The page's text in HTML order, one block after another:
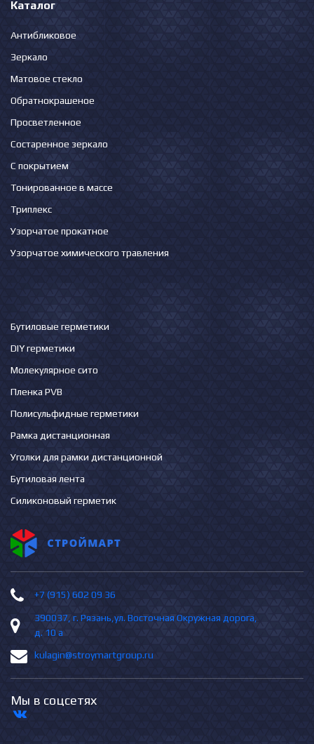
Каталог
Антибликовое
Зеркало
Матовое стекло
Обратнокрашеное
Просветленное
Состаренное зеркало
С покрытием
Тонированное в массе
Триплекс
Узорчатое прокатное
Узорчатое химического травления
Бутиловые герметики
DIY герметики
Молекулярное сито
Пленка PVB
Полисульфидные герметики
Рамка дистанционная
Уголки для рамки дистанционной
Бутиловая лента
Силиконовый герметик
+7 (915) 602 09 36
390037, г. Рязань,ул. Восточная Окружная дорога,
д. 10 а
kulagin@stroymartgroup.ru
Мы в соцсетях